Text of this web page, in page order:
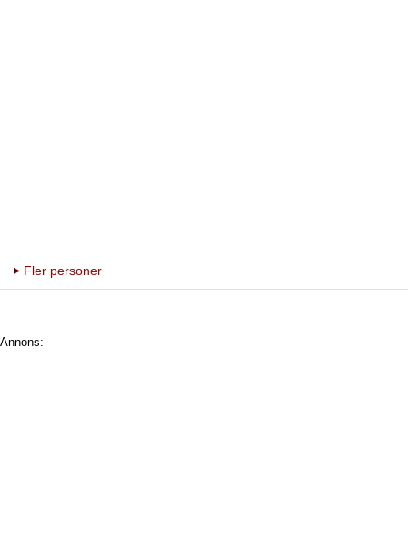
Fler personer
Annons: